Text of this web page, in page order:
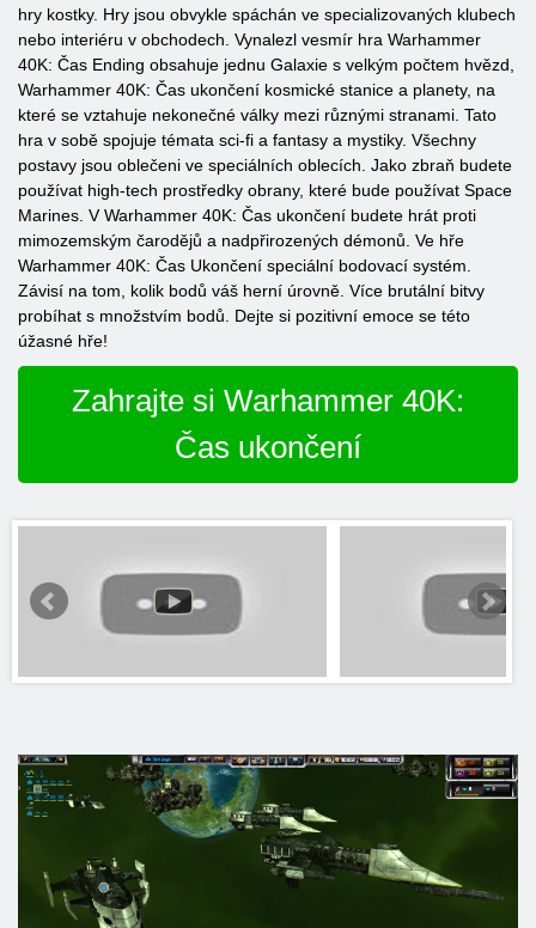
hry kostky. Hry jsou obvykle spáchán ve specializovaných klubech
nebo interiéru v obchodech. Vynalezl vesmír hra Warhammer
40K: Čas Ending obsahuje jednu Galaxie s velkým počtem hvězd,
Warhammer 40K: Čas ukončení kosmické stanice a planety, na
které se vztahuje nekonečné války mezi různými stranami. Tato
hra v sobě spojuje témata sci-fi a fantasy a mystiky. Všechny
postavy jsou oblečeni ve speciálních oblecích. Jako zbraň budete
používat high-tech prostředky obrany, které bude používat Space
Marines. V Warhammer 40K: Čas ukončení budete hrát proti
mimozemským čarodějů a nadpřirozených démonů. Ve hře
Warhammer 40K: Čas Ukončení speciální bodovací systém.
Závisí na tom, kolik bodů váš herní úrovně. Více brutální bitvy
probíhat s množstvím bodů. Dejte si pozitivní emoce se této
úžasné hře!
Zahrajte si Warhammer 40K:
Čas ukončení